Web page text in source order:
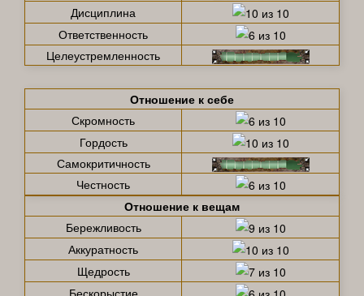
Дисциплина
Ответственность
Целеустремленность
Отношение к себе
Скромность
Гордость
Самокритичность
Честность
Отношение к вещам
Бережливость
Аккуратность
Щедрость
Бескорыстие